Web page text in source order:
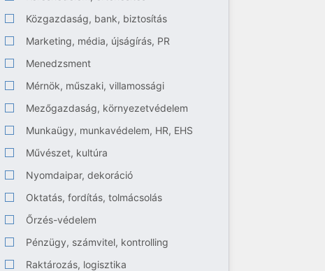
Közgazdaság, bank, biztosítás
Marketing, média, újságírás, PR
Menedzsment
Mérnök, műszaki, villamossági
Mezőgazdaság, környezetvédelem
Munkaügy, munkavédelem, HR, EHS
Művészet, kultúra
Nyomdaipar, dekoráció
Oktatás, fordítás, tolmácsolás
Őrzés-védelem
Pénzügy, számvitel, kontrolling
Raktározás, logisztika